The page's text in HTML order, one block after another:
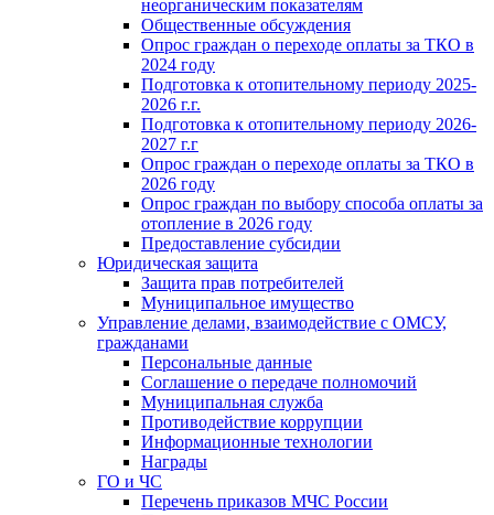
неорганическим показателям
Общественные обсуждения
Опрос граждан о переходе оплаты за ТКО в
2024 году
Подготовка к отопительному периоду 2025-
2026 г.г.
Подготовка к отопительному периоду 2026-
2027 г.г
Опрос граждан о переходе оплаты за ТКО в
2026 году
Опрос граждан по выбору способа оплаты за
отопление в 2026 году
Предоставление субсидии
Юридическая защита
Защита прав потребителей
Муниципальное имущество
Управление делами, взаимодействие с ОМСУ,
гражданами
Персональные данные
Соглашение о передаче полномочий
Муниципальная служба
Противодействие коррупции
Информационные технологии
Награды
ГО и ЧС
Перечень приказов МЧС России